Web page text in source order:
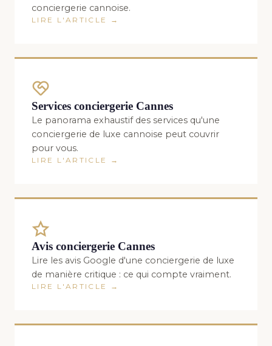
conciergerie cannoise.
LIRE L'ARTICLE →
Services conciergerie Cannes
Le panorama exhaustif des services qu'une
conciergerie de luxe cannoise peut couvrir
pour vous.
LIRE L'ARTICLE →
Avis conciergerie Cannes
Lire les avis Google d'une conciergerie de luxe
de manière critique : ce qui compte vraiment.
LIRE L'ARTICLE →